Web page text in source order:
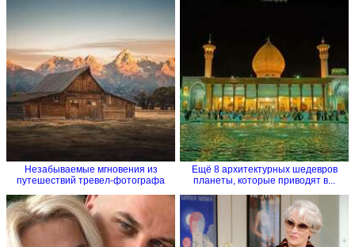
Незабываемые мгновения из
путешествий тревел-фотографа
Ещё 8 архитектурных шедевров
планеты, которые приводят в...